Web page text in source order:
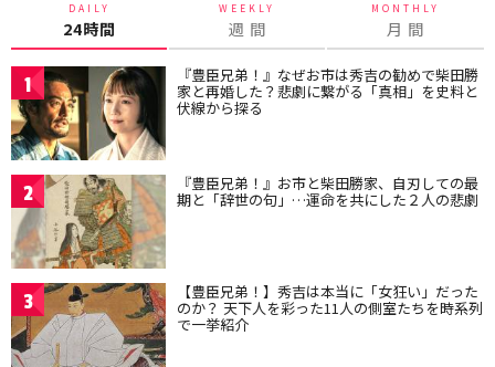
DAILY
24時間
WEEKLY
週 間
MONTHLY
月 間
1 『豊臣兄弟！』なぜお市は秀吉の勧めで柴田勝
家と再婚した？悲劇に繋がる「真相」を史料と
伏線から探る
2 『豊臣兄弟！』お市と柴田勝家、自刃しての最
期と「辞世の句」…運命を共にした２人の悲劇
3 【豊臣兄弟！】秀吉は本当に「女狂い」だった
のか？ 天下人を彩った11人の側室たちを時系列
で一挙紹介